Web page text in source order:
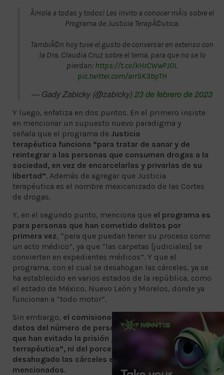
Â¡Hola a todas y todos! Les invito a conocer mÃ¡s sobre el
Programa de Justicia TerapÃ©utica.
TambiÃ©n hoy tuve el gusto de conversar en extenso con
la Dra. Claudia Cruz sobre el tema, para que no se lo
pierdan: https://t.co/kHrCWwPJ0L
pic.twitter.com/arrSK3bpTH
— Gady Zabicky (@zabicky) 23 de febrero de 2023
Y luego, enfatiza en dos puntos. En el primero insiste
en mencionar un supuesto nuevo paradigma y
señala que el programa de Justicia
terapéutica funciona “para tratar de sanar y de
reintegrar a las personas que consumen drogas a la
sociedad, en vez de encarcelarlas y privarlas de su
libertad”. Además de agregar que Justicia
terapéutica es el nombre mexicanizado de las Cortes
de drogas.
Y, en el segundo punto, menciona que el programa es
para personas que han cometido delitos por
primera vez, “para que puedan tener su proceso como
un acto médico”, ya que “las carpetas [judiciales] se
convierten en expedientes médicos”. Y que el
programa, con el cual se desahogan las cárceles, ya se
ha establecido en varios estados de la república, como
el estado de México, Nuevo León y Morelos, donde ya
funcionan a “todo motor”.
Sin embargo, el comisionado Zabicky no presenta
datos del número de personas usuarias de drogas
que han evitado la prisión gracias a la “justicia
terrapéutica”, ni del porcentaje en que se han
desahogado las cárceles en los estados
mencionados.